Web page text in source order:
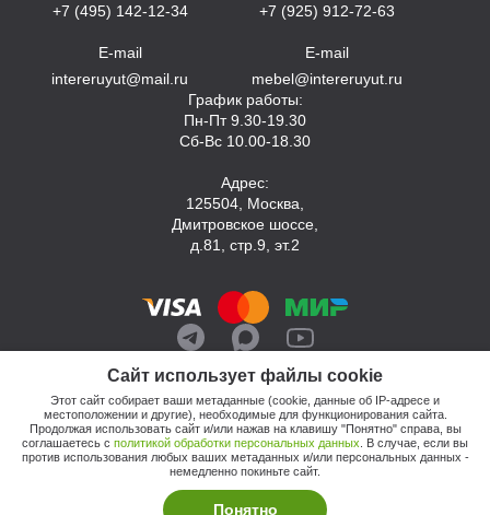
Сайт использует файлы cookie
Этот сайт собирает ваши метаданные (cookie, данные об IP-адресе и
местоположении и другие), необходимые для функционирования сайта.
Продолжая использовать сайт и/или нажав на клавишу "Понятно" справа, вы
соглашаетесь с политикой обработки персональных данных . В случае, если вы
против использования любых ваших метаданных и/или персональных данных -
немедленно покиньте сайт.
Понятно
+7 (495) 142-12-34
E-mail
intereruyut@mail.ru
+7 (925) 912-72-63
E-mail
mebel@intereruyut.ru
График работы:
Пн-Пт 9.30-19.30
Сб-Вс 10.00-18.30
Адрес:
125504, Москва,
Дмитровское шоссе,
д.81, стр.9, эт.2
© 2026, Компания «Интерьер Уют»
Политика обработки персональных данных
Этот сайт продвигает: Кузнецов Анатолий